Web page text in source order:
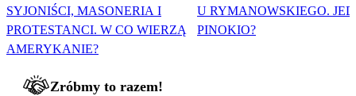
SYJONIŚCI, MASONERIA I
PROTESTANCI. W CO WIERZĄ
AMERYKANIE?
U RYMANOWSKIEGO.
PINOKIO?
Zróbmy to razem!